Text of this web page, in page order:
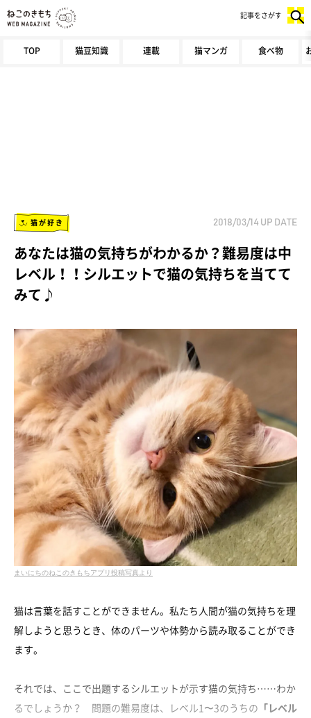
TOP 猫豆知識 連載 猫マンガ 食べ物
記事をさがす
猫が好き 2018/03/14 UP DATE
あなたは猫の気持ちがわかるか？難易度は中
レベル！！シルエットで猫の気持ちを当てて
みて♪
まいにちのねこのきもちアプリ投稿写真より
猫は言葉を話すことができません。私たち人間が猫の気持ちを理
解しようと思うとき、体のパーツや体勢から読み取ることができ
ます。
それでは、ここで出題するシルエットが示す猫の気持ち……わか
るでしょうか？ 問題の難易度は、レベル1〜3のうちの 「レベル